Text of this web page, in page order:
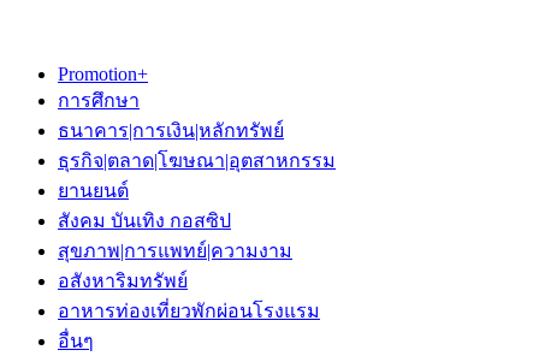
Promotion+
การศึกษา
ธนาคาร|การเงิน|หลักทรัพย์
ธุรกิจ|ตลาด|โฆษณา|อุตสาหกรรม
ยานยนต์
สังคม บันเทิง กอสซิป
สุขภาพ|การแพทย์|ความงาม
อสังหาริมทรัพย์
อาหารท่องเที่ยวพักผ่อนโรงแรม
อื่นๆ